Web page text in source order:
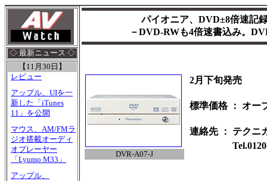
◇ 最新ニュース ◇
【11月30日】
レビュー
アップル、UIを一
新した「iTunes
11」を公開
マウス、AM/FMラ
ジオ搭載オーディ
オプレーヤー
「Lyumo M33」
アップル、
パイオニア、DVD±8倍速記
－DVD-RWも4倍速書込み。
DVR-A07-J
2月下旬発売
標準価格 ： オー
連絡先 ：
テクニ